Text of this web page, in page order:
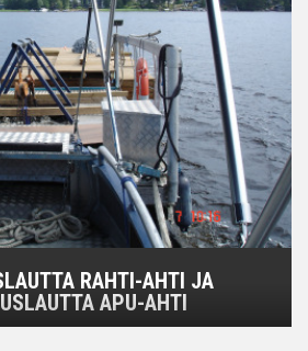
RAHTI-AHTI JA
APU-AHTI